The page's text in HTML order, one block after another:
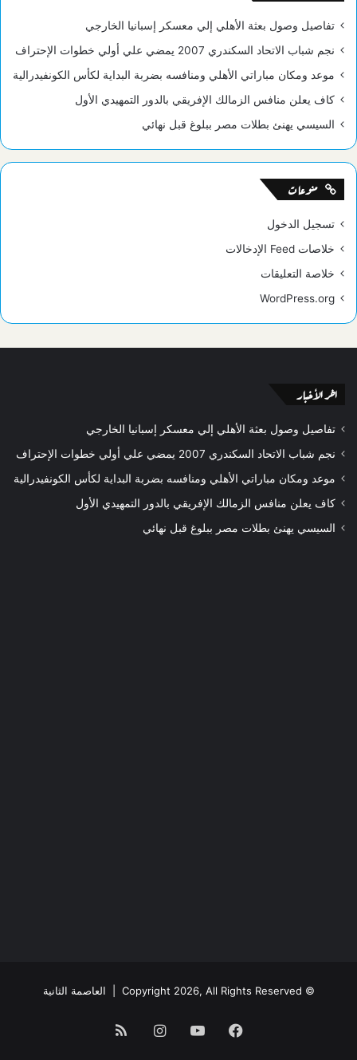
تفاصيل وصول بعثة الأهلي إلي معسكر إسبانيا الخارجي
نجم شباب الاتحاد السكندري 2007 يمضي علي أولي خطوات الإحتراف
موعد ومكان مباراتي الأهلي ومنافسه بضربة البداية لكأس الكونفيدرالية
كاف يعلن منافس الزمالك الإفريقي بالدور التمهيدي الأول
السيسي يهنئ بطلات مصر ببلوغ قبل نهائي
منوعات
تسجيل الدخول
خلاصات Feed الإدخالات
خلاصة التعليقات
WordPress.org
اخر الأخبار
تفاصيل وصول بعثة الأهلي إلي معسكر إسبانيا الخارجي
نجم شباب الاتحاد السكندري 2007 يمضي علي أولي خطوات الإحتراف
موعد ومكان مباراتي الأهلي ومنافسه بضربة البداية لكأس الكونفيدرالية
كاف يعلن منافس الزمالك الإفريقي بالدور التمهيدي الأول
السيسي يهنئ بطلات مصر ببلوغ قبل نهائي
© Copyright 2026, All Rights Reserved | العاصمة الثانية
فيسبوكيوتيوبانستقرامملخص